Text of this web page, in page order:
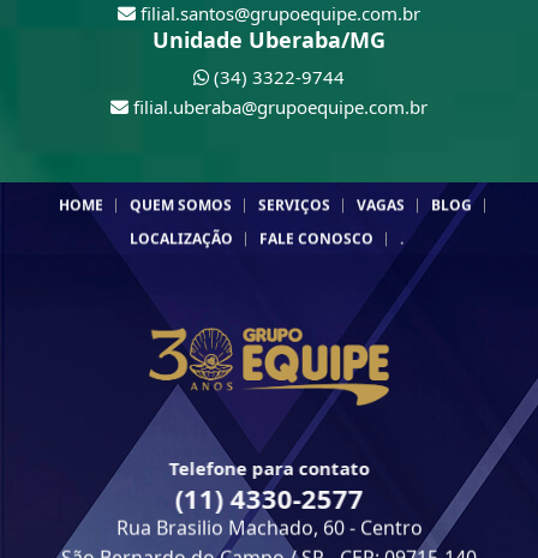
filial.santos@grupoequipe.com.br
Unidade Uberaba/MG
(34) 3322-9744
filial.uberaba@grupoequipe.com.br
HOME QUEM SOMOS SERVIÇOS VAGAS
BLOG
LOCALIZAÇÃO
FALE CONOSCO .
Telefone para contato
(11) 4330-2577
Rua Brasilio Machado, 60 - Centro